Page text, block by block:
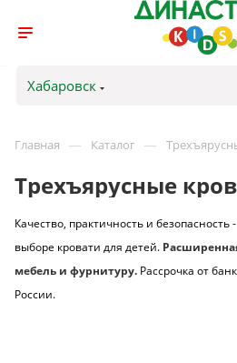
Хабаровск
Главная — Каталог —
Трехъярусные
Качество, практичность и
выборе кровати для детей.
мебель и фурнитуру. Рассрочка от
России.